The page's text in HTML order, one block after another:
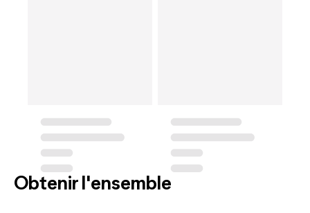
Obtenir l'ensemble